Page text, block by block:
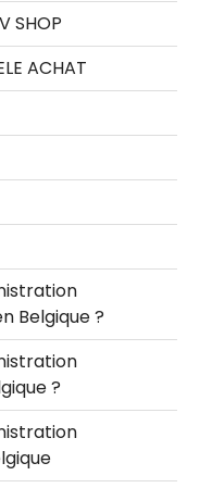
SHOP
ACHAT
Belgique ?
?